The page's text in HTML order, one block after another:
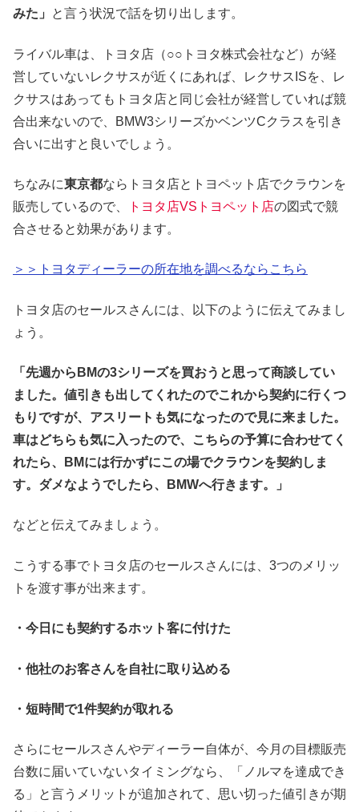
みた」
と言う状況で話を切り出します。
ライバル車は、トヨタ店（○○トヨタ株式会社など）が経
営していないレクサスが近くにあれば、レクサスISを、レ
クサスはあってもトヨタ店と同じ会社が経営していれば競
合出来ないので、BMW3シリーズかベンツCクラスを引き
合いに出すと良いでしょう。
ちなみに東京都ならトヨタ店とトヨペット店でクラウンを
販売しているので、
トヨタ店VSトヨペット店の図式で競
合させると効果があります。
＞＞トヨタディーラーの所在地を調べるならこちら
トヨタ店のセールスさんには、以下のように伝えてみまし
ょう。
「先週からBMの3シリーズを買おうと思って商談してい
ました。値引きも出してくれたのでこれから契約に行くつ
もりですが、アスリートも気になったので見に来ました。
車はどちらも気に入ったので、こちらの予算に合わせてく
れたら、BMには行かずにこの場でクラウンを契約しま
す。ダメなようでしたら、BMWへ行きます。」
などと伝えてみましょう。
こうする事でトヨタ店のセールスさんには、3つのメリッ
トを渡す事が出来ます。
・今日にも契約するホット客に付けた
・他社のお客さんを自社に取り込める
・短時間で1件契約が取れる
さらにセールスさんやディーラー自体が、今月の目標販売
台数に届いていないタイミングなら、「ノルマを達成でき
る」と言うメリットが追加されて、思い切った値引きが期